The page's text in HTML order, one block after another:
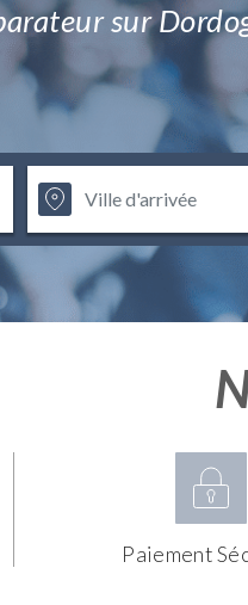
sur
Paiement